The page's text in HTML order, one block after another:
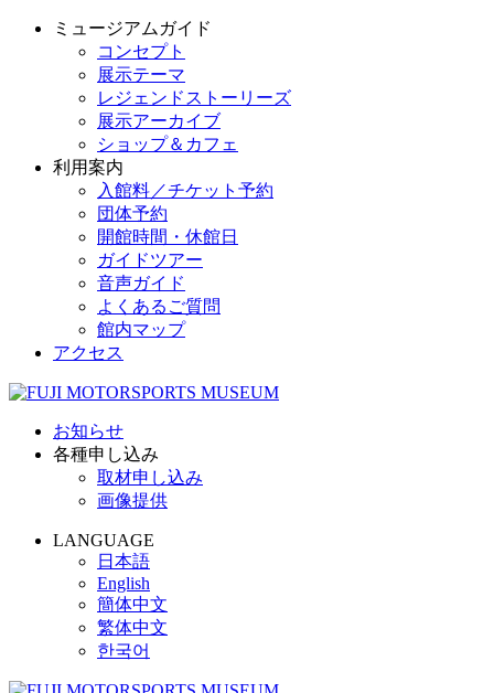
ミュージアムガイド
コンセプト
展示テーマ
レジェンドストーリーズ
展示アーカイブ
ショップ＆カフェ
利用案内
入館料／チケット予約
団体予約
開館時間・休館日
ガイドツアー
音声ガイド
よくあるご質問
館内マップ
アクセス
お知らせ
各種申し込み
取材申し込み
画像提供
LANGUAGE
日本語
English
簡体中文
繁体中文
한국어